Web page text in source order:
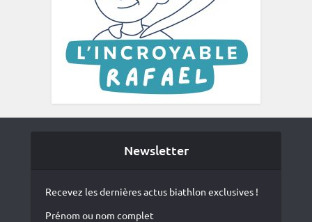
Newsletter
Recevez les dernières actus biathlon exclusives !
Prénom ou nom complet